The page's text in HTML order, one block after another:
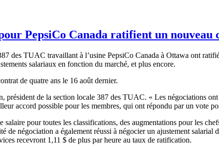
PepsiCo Canada ratifient un nouveau
des TUAC travaillant à l’usine PepsiCo Canada à Ottawa ont
salariaux en fonction du marché, et plus encore.
de quatre ans le 16 août dernier.
président de la section locale 387 des TUAC. « Les négociations
accord possible pour les membres, qui ont répondu par un vote
pour toutes les classifications, des augmentations pour les
de négociation a également réussi à négocier un ajustement salarial
recevront 1,11 $ de plus par heure au taux de ratification.